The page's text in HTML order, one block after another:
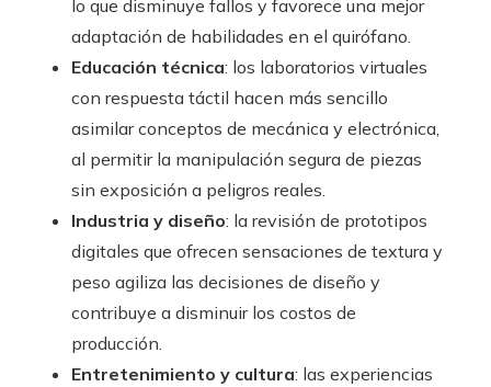
lo que disminuye fallos y favorece una mejor
adaptación de habilidades en el quirófano.
Educación técnica: los laboratorios virtuales
con respuesta táctil hacen más sencillo
asimilar conceptos de mecánica y electrónica,
al permitir la manipulación segura de piezas
sin exposición a peligros reales.
Industria y diseño: la revisión de prototipos
digitales que ofrecen sensaciones de textura y
peso agiliza las decisiones de diseño y
contribuye a disminuir los costos de
producción.
Entretenimiento y cultura: las experiencias